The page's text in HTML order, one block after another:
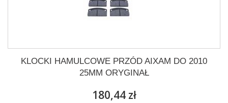
KLOCKI HAMULCOWE PRZÓD AIXAM DO 2010
25MM ORYGINAŁ
180,44 zł